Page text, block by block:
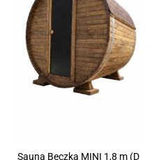
Sauna Beczka MINI 1,8 m (D